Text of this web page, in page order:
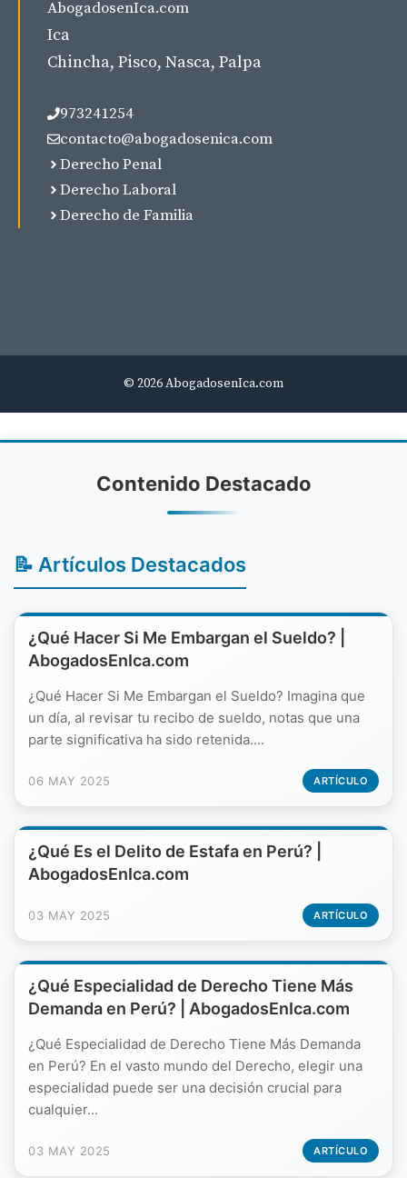
AbogadosenIca.com
Ica
Chincha, Pisco, Nasca, Palpa
973241254
contacto@abogadosenica.com
Derecho Penal
Derecho Laboral
Derecho de Familia
© 2026 AbogadosenIca.com
Contenido Destacado
📝 Artículos Destacados
¿Qué Hacer Si Me Embargan el Sueldo? |
AbogadosEnIca.com
¿Qué Hacer Si Me Embargan el Sueldo? Imagina que
un día, al revisar tu recibo de sueldo, notas que una
parte significativa ha sido retenida....
06 MAY 2025 ARTÍCULO
¿Qué Es el Delito de Estafa en Perú? |
AbogadosEnIca.com
03 MAY 2025 ARTÍCULO
¿Qué Especialidad de Derecho Tiene Más
Demanda en Perú? | AbogadosEnIca.com
¿Qué Especialidad de Derecho Tiene Más Demanda
en Perú? En el vasto mundo del Derecho, elegir una
especialidad puede ser una decisión crucial para
cualquier...
03 MAY 2025 ARTÍCULO